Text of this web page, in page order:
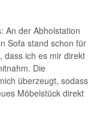
An der Abholstation
Sofa stand schon für
dass ich es mir direkt
Die
überzeugt, sodass
Möbelstück direkt